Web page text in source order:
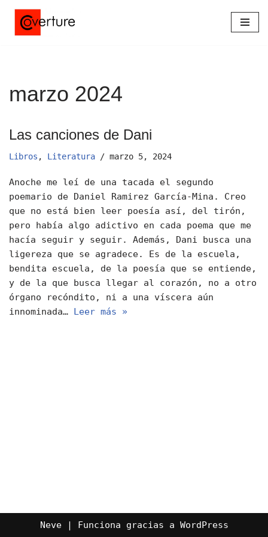
Saltar
marzo 2024
Las canciones de Dani
Libros , Literatura marzo 5, 2024
Anoche me leí de una tacada el segundo
poemario de Daniel Ramirez García-Mina. Creo
que no está bien leer poesía así, del tirón,
pero había algo adictivo en cada poema que me
hacía seguir y seguir. Además, Dani busca una
ligereza que se agradece. Es de la escuela,
bendita escuela, de la poesía que se entiende,
y de la que busca llegar al corazón, no a otro
órgano recóndito, ni a una víscera aún
innominada… Leer más »
Neve| Funciona gracias a WordPress